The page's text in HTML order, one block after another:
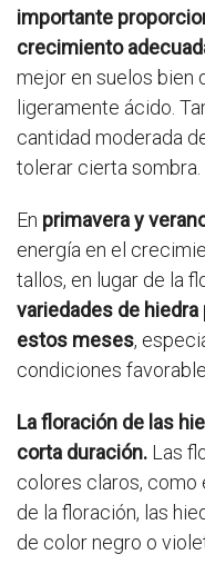
importante
crecimiento
mejor en suelos bien
ligeramente ácido.
cantidad moderada
tolerar cierta sombra.
En primavera y
energía en el
tallos, en lugar de la
variedades de
estos meses,
condiciones
La floración de las
corta duración. Las
colores claros, como
de la floración, las
de color negro o